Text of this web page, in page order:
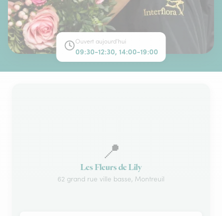
Ouvert aujourd'hui
09:30-12:30, 14:00-19:00
📍
Les Fleurs de Lily
62 grand rue ville basse, Montreuil